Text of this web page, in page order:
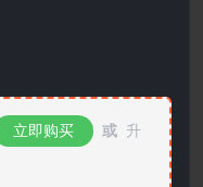
立即购买 或 升